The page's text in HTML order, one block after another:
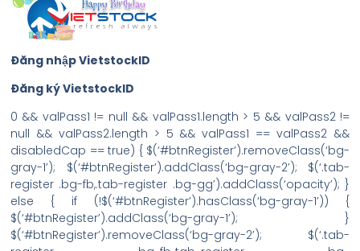
Đăng nhập VietstockID
Đăng ký VietstockID
0 && valPass1 != null && valPass1.length > 5 && valPass2 !=
null && valPass2.length > 5 && valPass1 == valPass2 &&
disabledCap == true) { $(‘#btnRegister’).removeClass(‘bg-
gray-1’); $(‘#btnRegister’).addClass(‘bg-gray-2’); $(‘.tab-
register .bg-fb,.tab-register .bg-gg’).addClass(‘opacity’); }
else { if (!$(‘#btnRegister’).hasClass(‘bg-gray-1’)) {
$(‘#btnRegister’).addClass(‘bg-gray-1’); }
$(‘#btnRegister’).removeClass(‘bg-gray-2’); $(‘.tab-